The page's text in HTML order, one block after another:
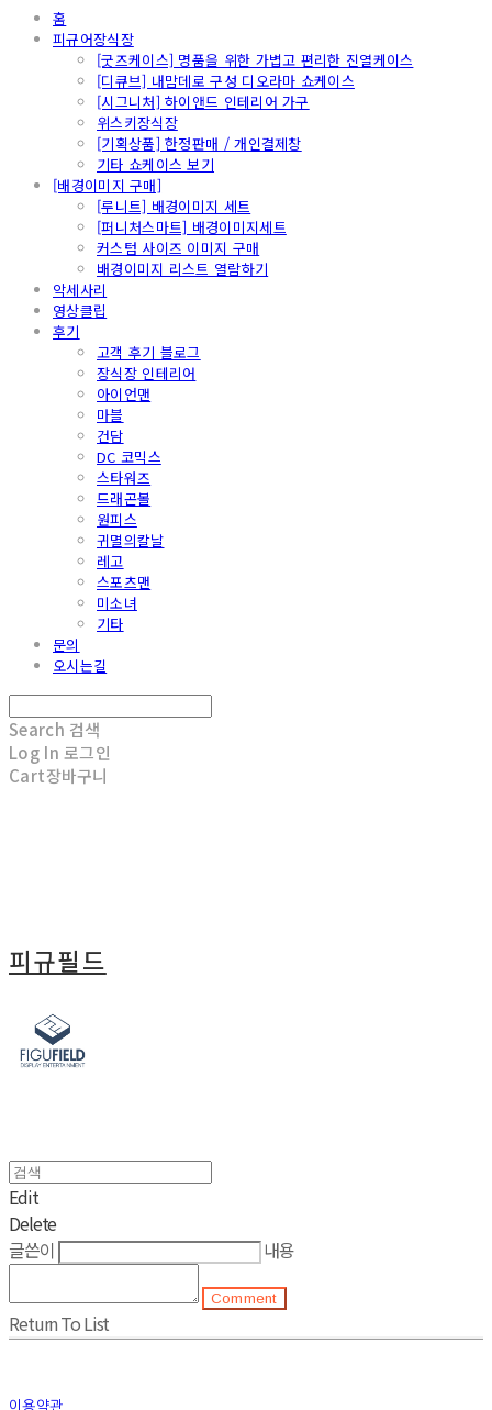
홈
피규어장식장
[굿즈케이스] 명품을 위한 가볍고 편리한 진열케이스
[디큐브] 내맘데로 구성 디오라마 쇼케이스
[시그니처] 하이앤드 인테리어 가구
위스키장식장
[기획상품] 한정판매 / 개인결제창
기타 쇼케이스 보기
[배경이미지 구매]
[루니트] 배경이미지 세트
[퍼니처스마트] 배경이미지세트
커스텀 사이즈 이미지 구매
배경이미지 리스트 열람하기
악세사리
영상클립
후기
고객 후기 블로그
장식장 인테리어
아이언맨
마블
건담
DC 코믹스
스타워즈
드래곤볼
원피스
귀멸의칼날
레고
스포츠맨
미소녀
기타
문의
오시는길
Search 검색
Log In 로그인
Cart장바구니
피규필드
Edit
Delete
글쓴이
내용
Comment
Return To List
이용약관